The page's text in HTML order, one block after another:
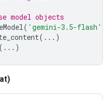
model objects
( 'gemini-3.5-flash'
( ... )
( ... )